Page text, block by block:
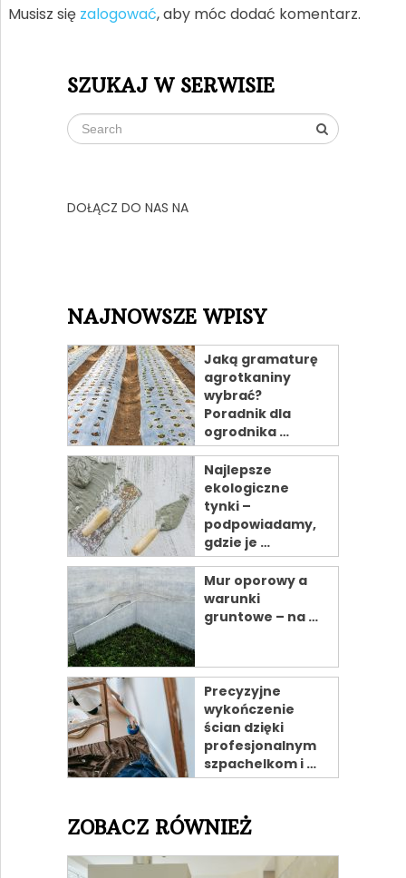
Musisz się zalogować, aby móc dodać komentarz.
SZUKAJ W SERWISIE
DOŁĄCZ DO NAS NA
NAJNOWSZE WPISY
Jaką gramaturę
agrotkaniny
wybrać?
Poradnik dla
ogrodnika …
Najlepsze
ekologiczne
tynki –
podpowiadamy,
gdzie je …
Mur oporowy a
warunki
gruntowe – na …
Precyzyjne
wykończenie
ścian dzięki
profesjonalnym
szpachelkom i …
ZOBACZ RÓWNIEŻ